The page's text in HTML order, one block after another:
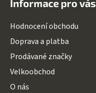
Informace pro vás
Hodnocení obchodu
Doprava a platba
Prodávané značky
Velkoobchod
O nás